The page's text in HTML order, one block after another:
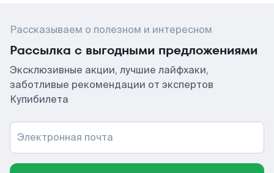
Рассказываем о полезном и интересном
Рассылка с выгодными предложениями
Эксклюзивные акции, лучшие лайфхаки,
заботливые рекомендации от экспертов
Купибилета
Электронная почта